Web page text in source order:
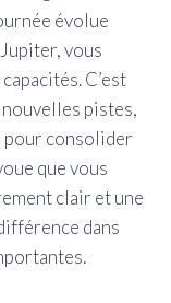
évolue
vous
C’est
pistes,
pour consolider
que vous
clair et une
dans